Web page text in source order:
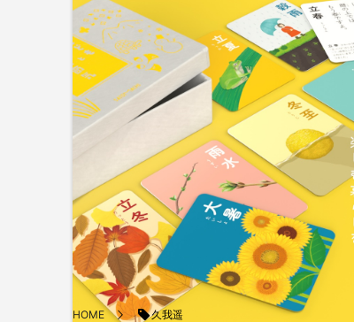
HOME 久我遥